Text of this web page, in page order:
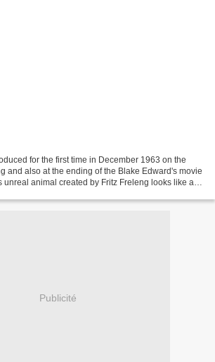
for the first time in December 1963 on the
and also at the ending of the Blake Edward's movie
animal created by Fritz Freleng looks like an
Publicité